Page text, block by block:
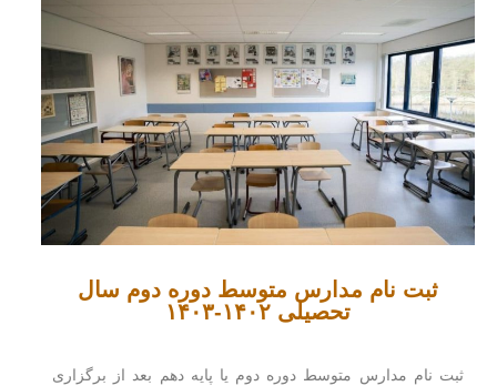
ثبت نام مدارس متوسط دوره دوم سال
تحصیلی ۱۴۰۲-۱۴۰۳
ثبت نام مدارس متوسط دوره دوم یا پایه دهم بعد از برگزاری